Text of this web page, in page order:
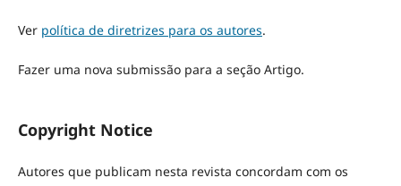
Ver política de diretrizes para os autores.
Fazer uma nova submissão para a seção Artigo.
Copyright Notice
Autores que publicam nesta revista concordam com os